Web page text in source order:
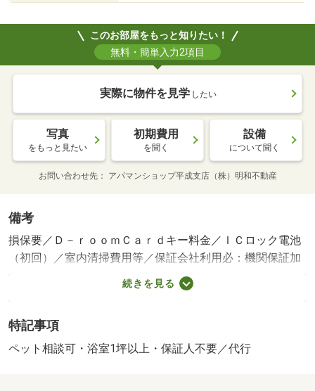
このお部屋をもっと知りたい！
無料・簡単入力2項目
実際に物件を見学 したい
写真
をもっと見たい
初期費用
を聞く
設備
について聞く
お問い合わせ先 アパマンショップ平成支店（株）明和不動産
備考
損保要／Ｄ－ｒｏｏｍＣａｒｄキー料金／ＩＣロック電池
（初回）／室内清掃費用等／保証会社利用必：機関保証加
入必須。 機関保証料は月額賃料等総額の３．４％＋８０
０円／月（その他商品あり）／ペット相談／［退去時費
料金はご契約前にＬＰガス事業者にご確認いただけま
す。 ※当物件のガス料金は、当社よりご請求致します。
続きを見る
特記事項
ペット相談可・浴室1坪以上・保証人不要／代行